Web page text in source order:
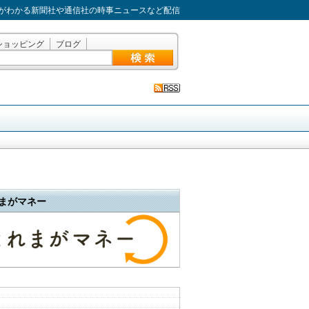
わかる新聞社や通信社の時事ニュースなど配信
ョッピング ブログ
がマネー